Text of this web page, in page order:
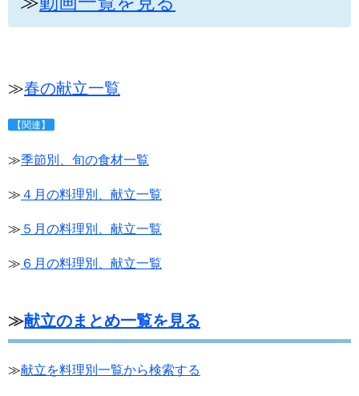
≫春の献立一覧
【関連】
≫季節別、旬の食材一覧
≫ ４月の料理別、献立一覧
≫ ５月の料理別、献立一覧
≫ ６月の料理別、献立一覧
≫献立のまとめ一覧を見る
≫献立を料理別一覧から検索する